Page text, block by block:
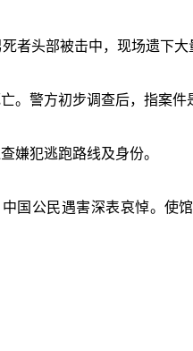
者头部被击中，现场遗下大
。警方初步调查后，指案件
嫌犯逃跑路线及身份。
国公民遇害深表哀悼。使